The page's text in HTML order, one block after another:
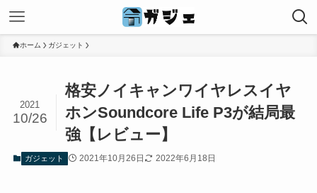
ホーム ガジェット
格安ノイキャンワイヤレスイヤ
ホンSoundcore Life P3が結局最
強【レビュー】
2021
10/26
ガジェット 2021年10月26日 2022年6月18日